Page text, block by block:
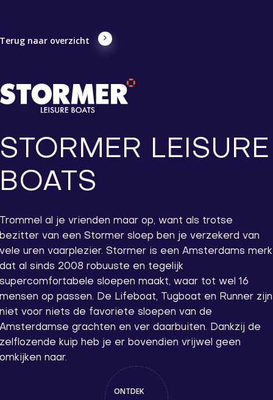
naar overzicht
LEISURE
al je vrienden maar op, want als trotse
van een Stormer sloep ben je verzekerd van
uren vaarplezier. Stormer is een Amsterdams merk
al sinds 2008 robuuste en tegelijk
sloepen maakt, waar tot wel 16
op passen. De Lifeboat, Tugboat en Runner zijn
voor niets de favoriete sloepen van de
grachten en ver daarbuiten. Dankzij de
kuip heb je er bovendien vrijwel geen
naar.
ONTDEK